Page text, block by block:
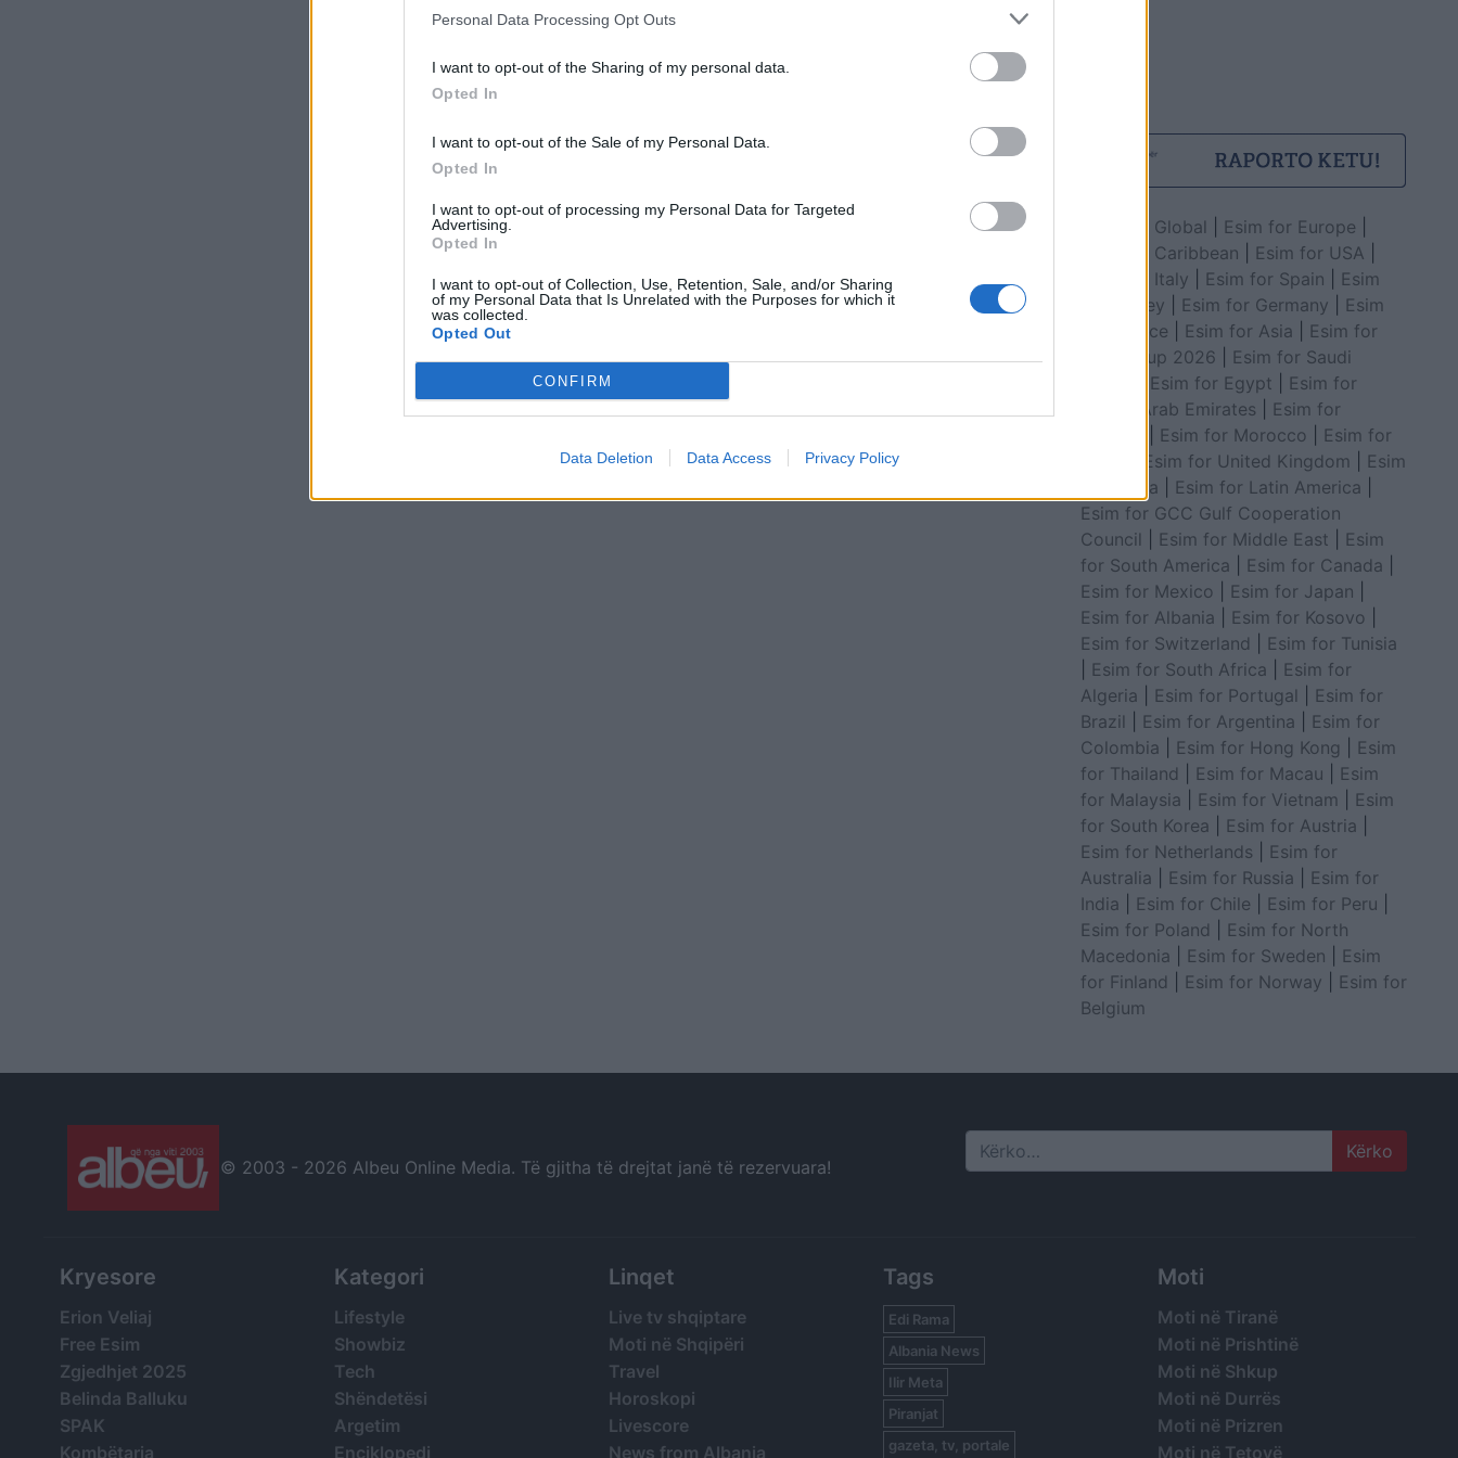
Personal Data Processing Opt Outs
I want to opt-out of the Sharing of my personal data.
Opted In
I want to opt-out of the Sale of my Personal Data.
Opted In
I want to opt-out of processing my Personal Data for Targeted
Advertising.
Opted In
I want to opt-out of Collection, Use, Retention, Sale, and/or Sharing
of my Personal Data that Is Unrelated with the Purposes for which it
was collected.
Opted Out
CONFIRM
Data Deletion Data Access Privacy Policy
Esim for Global Esim for Europe
Esim for Caribbean
Esim for USA
Esim for Italy
Esim for Spain
Esim
for Turkey
Esim for Germany
Esim
for Greece
Esim for Asia
Esim for
World Cup 2026
Esim for Saudi
Esim for Egypt
Esim for
United Arab Emirates
Esim for
Esim for Morocco
Esim for
Esim for United Kingdom
Esim
for Africa
Esim for Latin America
Esim for GCC Gulf Cooperation
Council
Esim for Middle East
Esim
for South America
Esim for Canada
Esim for Mexico
Esim for Japan
Esim for Albania
Esim for Kosovo
Esim for Switzerland
Esim for Tunisia
Esim for South Africa
Esim for
Algeria
Esim for Portugal
Esim for
Brazil
Esim for Argentina
Esim for
Colombia
Esim for Hong Kong
Esim
for Thailand
Esim for Macau
Esim
for Malaysia
Esim for Vietnam
Esim
for South Korea
Esim for Austria
Esim for Netherlands
Esim for
Australia
Esim for Russia
Esim for
India
Esim for Chile Esim for Peru
Esim for Poland
Esim for North
Macedonia
Esim for Sweden
Esim
for Finland
Esim for Norway
Esim for
Belgium
© 2003 - 2026 Albeu Online Media. Të gjitha të drejtat janë të rezervuara! Search
Kryesore
Erion Veliaj
Free Esim
Zgjedhjet 2025
Belinda Balluku
SPAK
Kombëtarja
Kategori
Lifestyle
Showbiz
Tech
Shëndetësi
Argetim
Enciklopedi
Linqet
Live tv shqiptare
Moti në Shqipëri
Travel
Horoskopi
Livescore
News from Albania
Tags
Edi Rama
Albania News
Ilir Meta
Piranjat
gazeta, tv, portale
Moti
Moti në Tiranë
Moti në Prishtinë
Moti në Shkup
Moti në Durrës
Moti në Prizren
Moti në Tetovë